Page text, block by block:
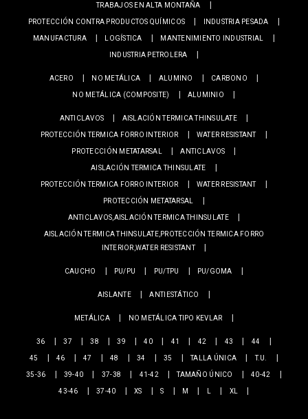
TRABAJOS EN ALTA MONTAÑA
PROTECCIÓN CONTRA PRODUCTOS QUÍMICOS
INDUSTRIA PESADA
MANUFACTURA
LOGÍSTICA
MANTENIMIENTO INDUSTRIAL
INDUSTRIA PETROLERA
ACERO NO METÁLICA ALUMINO
CARBONO
NO METÁLICA (COMPOSITE)
ALUMINIO
ANTICLAVOS
AISLACIÓN TERMICA THINSULATE
PROTECCIÓN TERMICA FORRO INTERIOR
WATER RESISTANT
PROTECCIÓN METATARSAL
ANTICLAVOS
AISLACIÓN TERMICA THINSULATE
PROTECCIÓN TERMICA FORRO INTERIOR
WATER RESISTANT
PROTECCIÓN METATARSAL
ANTICLAVOS,AISLACIÓN TERMICA THINSULATE
AISLACIÓN TERMICA THINSULATE,PROTECCIÓN TERMICA FORRO
INTERIOR,WATER RESISTANT
CAUCHO PU/PU PU/TPU PU/GOMA
AISLANTE ANTIESTÁTICO
METÁLICA NO METÁLICA TIPO KEVLAR
36 37 38 39 40 41 42 43
44
45
46 47 48 34 35 TALLA ÚNICA
T.U.
35-36
39-40 37-38 41-42 TAMAÑO ÚNICO
40-42
43-46
37-40 XS S M L XL